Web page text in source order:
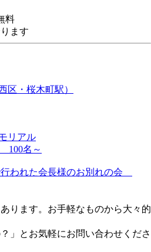
料
ます
区・桜木町駅）
リアル
100名～
われた会長様のお別れの会
ります。お手軽なものから大々的
」とお気軽にお問い合わせくださ